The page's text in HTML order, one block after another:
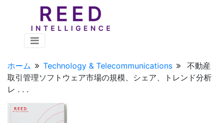
ホーム Technology & Telecommunications
不動産
取引管理ソフトウェア市場の規模、シェア、トレンド分析
レ . . .